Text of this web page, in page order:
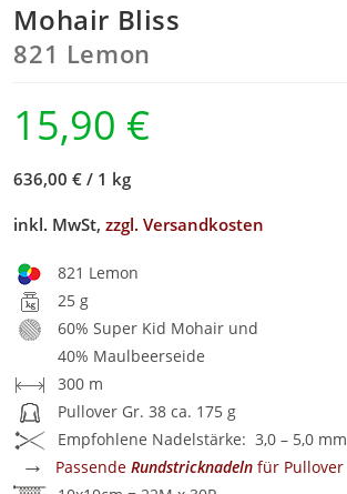
Mohair Bliss
821 Lemon
15,90 €
636,00 € / 1 kg
inkl. MwSt,zzgl. Versandkosten
821 Lemon
25 g
60% Super Kid Mohair und
40% Maulbeerseide
300 m
Pullover Gr. 38 ca. 175 g
Empfohlene Nadelstärke: 3,0 – 5,0 mm
→ PassendeRundstricknadeln für Pullover